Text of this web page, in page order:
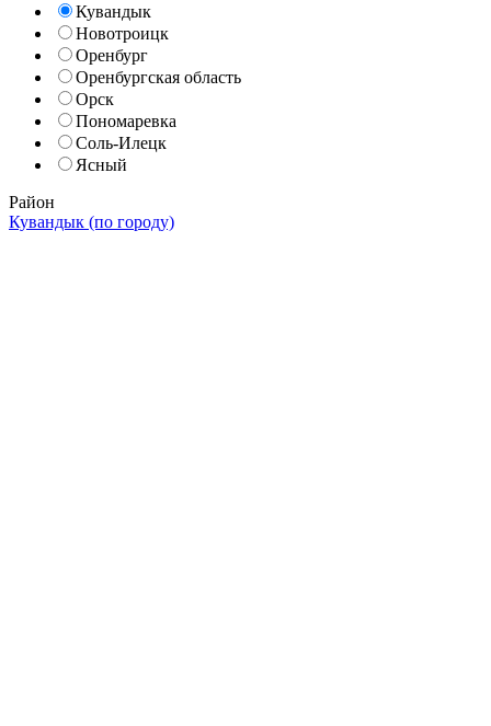
Кувандык
Новотроицк
Оренбург
Оренбургская область
Орск
Пономаревка
Соль-Илецк
Ясный
Район
Кувандык (по городу)